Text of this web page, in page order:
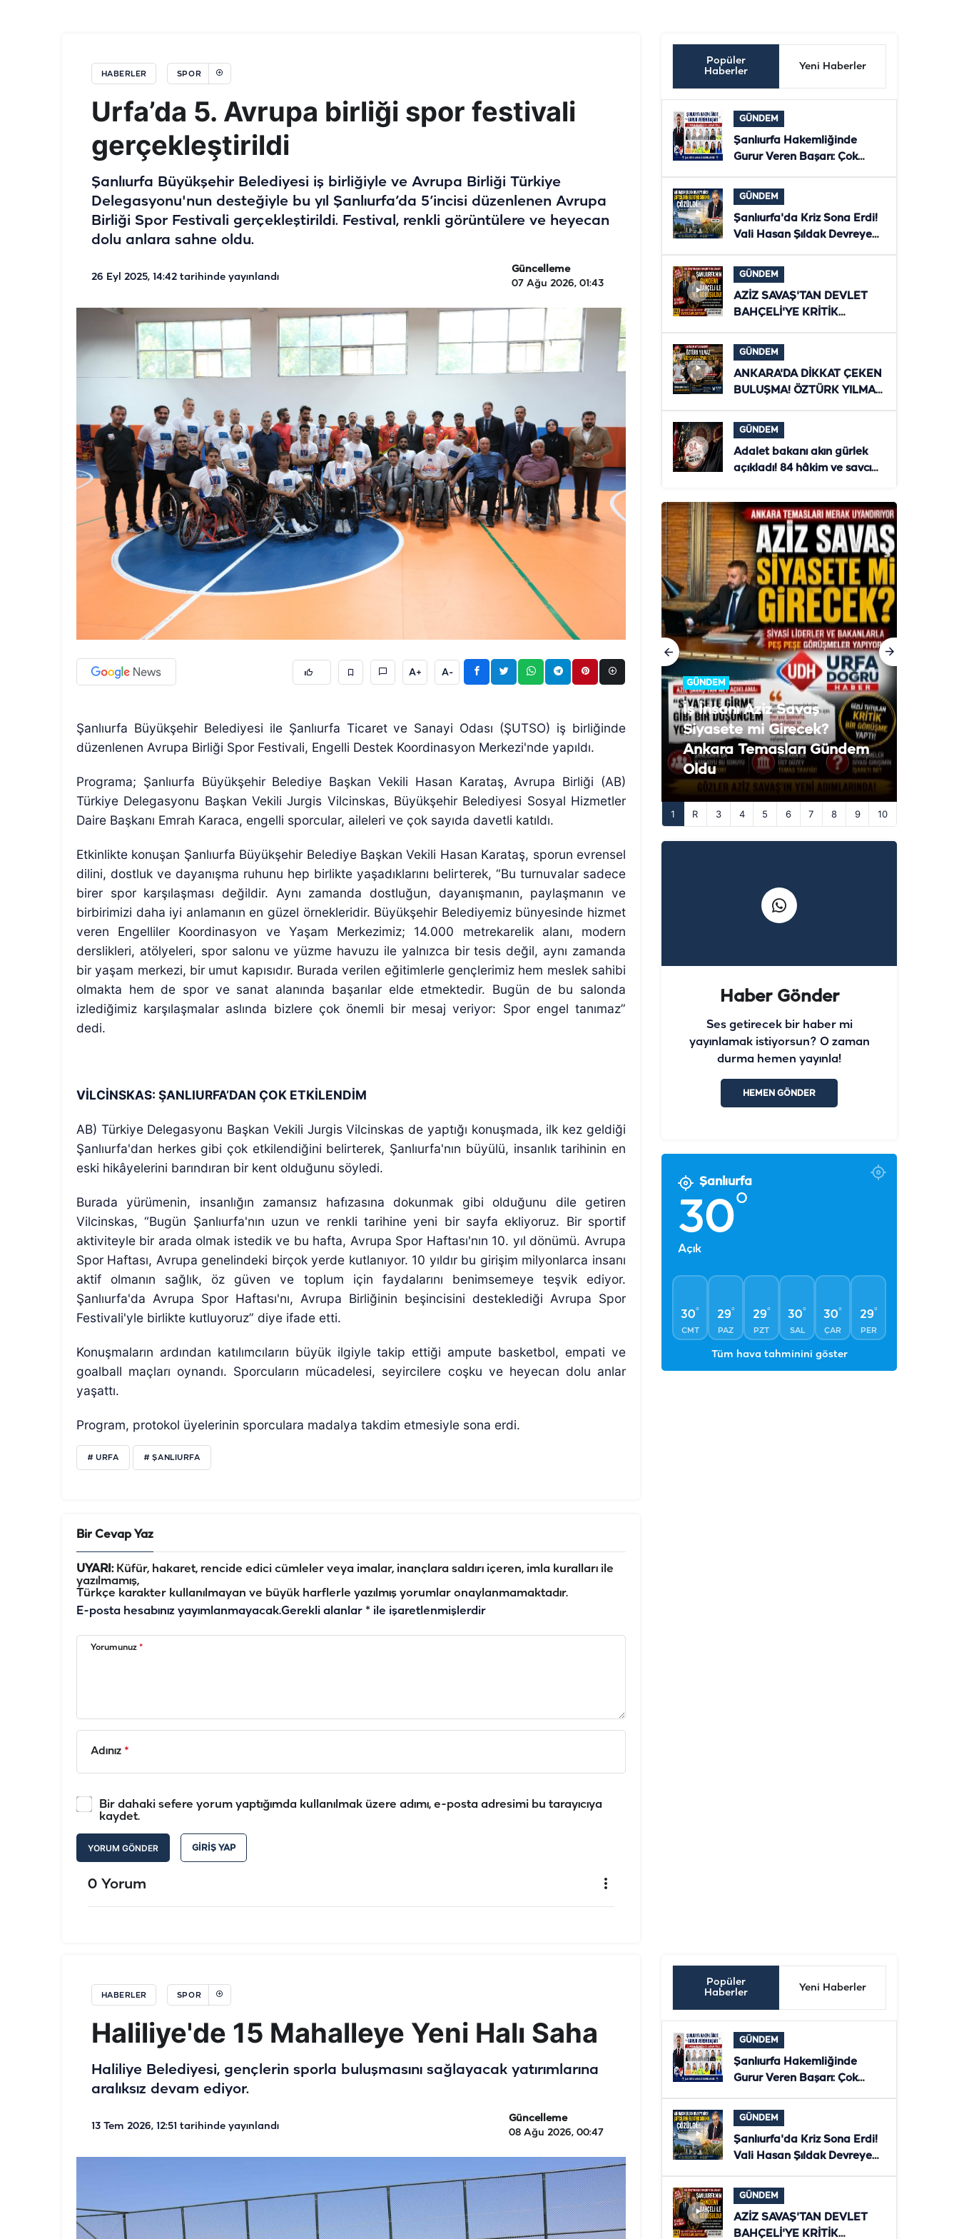
HABERLER SPOR
Urfa’da 5. Avrupa birliği spor festivali
gerçekleştirildi
Şanlıurfa Büyükşehir Belediyesi iş birliğiyle ve Avrupa Birliği Türkiye
Delegasyonu'nun desteğiyle bu yıl Şanlıurfa’da 5’incisi düzenlenen Avrupa
Birliği Spor Festivali gerçekleştirildi. Festival, renkli görüntülere ve heyecan
dolu anlara sahne oldu.
26 Eyl 2025, 14:42 tarihinde yayınlandı
Güncelleme
07 Ağu 2026, 01:43
A+ A-
Şanlıurfa Büyükşehir Belediyesi ile Şanlıurfa Ticaret ve Sanayi Odası (ŞUTSO) iş birliğinde
düzenlenen Avrupa Birliği Spor Festivali, Engelli Destek Koordinasyon Merkezi'nde yapıldı.
Programa; Şanlıurfa Büyükşehir Belediye Başkan Vekili Hasan Karataş, Avrupa Birliği (AB)
Türkiye Delegasyonu Başkan Vekili Jurgis Vilcinskas, Büyükşehir Belediyesi Sosyal Hizmetler
Daire Başkanı Emrah Karaca, engelli sporcular, aileleri ve çok sayıda davetli katıldı.
Etkinlikte konuşan Şanlıurfa Büyükşehir Belediye Başkan Vekili Hasan Karataş, sporun evrensel
dilini, dostluk ve dayanışma ruhunu hep birlikte yaşadıklarını belirterek, “Bu turnuvalar sadece
birer spor karşılaşması değildir. Aynı zamanda dostluğun, dayanışmanın, paylaşmanın ve
birbirimizi daha iyi anlamanın en güzel örnekleridir. Büyükşehir Belediyemiz bünyesinde hizmet
veren Engelliler Koordinasyon ve Yaşam Merkezimiz; 14.000 metrekarelik alanı, modern
derslikleri, atölyeleri, spor salonu ve yüzme havuzu ile yalnızca bir tesis değil, aynı zamanda
bir yaşam merkezi, bir umut kapısıdır. Burada verilen eğitimlerle gençlerimiz hem meslek sahibi
olmakta hem de spor ve sanat alanında başarılar elde etmektedir. Bugün de bu salonda
izlediğimiz karşılaşmalar aslında bizlere çok önemli bir mesaj veriyor: Spor engel tanımaz”
dedi.
VİLCİNSKAS: ŞANLIURFA’DAN ÇOK ETKİLENDİM
AB) Türkiye Delegasyonu Başkan Vekili Jurgis Vilcinskas de yaptığı konuşmada, ilk kez geldiği
Şanlıurfa'dan herkes gibi çok etkilendiğini belirterek, Şanlıurfa'nın büyülü, insanlık tarihinin en
eski hikâyelerini barındıran bir kent olduğunu söyledi.
Burada yürümenin, insanlığın zamansız hafızasına dokunmak gibi olduğunu dile getiren
Vilcinskas, “Bugün Şanlıurfa'nın uzun ve renkli tarihine yeni bir sayfa ekliyoruz. Bir sportif
aktiviteyle bir arada olmak istedik ve bu hafta, Avrupa Spor Haftası'nın 10. yıl dönümü. Avrupa
Spor Haftası, Avrupa genelindeki birçok yerde kutlanıyor. 10 yıldır bu girişim milyonlarca insanı
aktif olmanın sağlık, öz güven ve toplum için faydalarını benimsemeye teşvik ediyor.
Şanlıurfa'da Avrupa Spor Haftası'nı, Avrupa Birliğinin beşincisini desteklediği Avrupa Spor
Festivali'yle birlikte kutluyoruz” diye ifade etti.
Konuşmaların ardından katılımcıların büyük ilgiyle takip ettiği ampute basketbol, empati ve
goalball maçları oynandı. Sporcuların mücadelesi, seyircilere coşku ve heyecan dolu anlar
yaşattı.
Program, protokol üyelerinin sporculara madalya takdim etmesiyle sona erdi.
# URFA # ŞANLIURFA
Bir Cevap Yaz
UYARI:Küfür, hakaret, rencide edici cümleler veya imalar, inançlara saldırı içeren, imla kuralları ile
yazılmamış,
Türkçe karakter kullanılmayan ve büyük harflerle yazılmış yorumlar onaylanmamaktadır.
E-posta hesabınız yayımlanmayacak.Gerekli alanlar * ile işaretlenmişlerdir
Yorumunuz *
Adınız *
Bir dahaki sefere yorum yaptığımda kullanılmak üzere adımı, e-posta adresimi bu tarayıcıya
kaydet.
YORUM GÖNDER GIRIŞ YAP
0 Yorum
Popüler
Haberler
Yeni Haberler
GÜNDEM
Şanlıurfa Hakemliğinde
Gurur Veren Başarı: Çok
Bölgesel Klasmana Yükseldi
GÜNDEM
Şanlıurfa'da Kriz Sona Erdi!
Vali Hasan Şıldak Devreye
Yeniden Verildi
GÜNDEM
AZİZ SAVAŞ'TAN DEVLET
BAHÇELİ'YE KRİTİK
YENİ DÖNEMİ MASAYA
YATIRILDI
GÜNDEM
ANKARA'DA DİKKAT ÇEKEN
BULUŞMA! ÖZTÜRK YILMAZ
TÜRKİYE'NİN GELECEĞİNİ
MASAYA YATIRDI
GÜNDEM
Adalet bakanı akın gürlek
açıkladı! 84 hâkim ve savcı
GÜNDEM
İş İnsanı Aziz Savaş
Siyasete mi Girecek?
Ankara Temasları Gündem
Oldu
1 3 4 5 6 7 8 9 10
Haber Gönder
Ses getirecek bir haber mi
yayınlamak istiyorsun? O zaman
durma hemen yayınla!
HEMEN GÖNDER
Şanlıurfa
30°
Açık
30°
CMT
29°
PAZ
29°
PZT
30°
SAL
30°
ÇAR
29°
PER
Tüm hava tahminini göster
HABERLER SPOR
Haliliye'de 15 Mahalleye Yeni Halı Saha
Haliliye Belediyesi, gençlerin sporla buluşmasını sağlayacak yatırımlarına
aralıksız devam ediyor.
13 Tem 2026, 12:51 tarihinde yayınlandı
Güncelleme
08 Ağu 2026, 00:47
Popüler
Haberler
Yeni Haberler
GÜNDEM
Şanlıurfa Hakemliğinde
Gurur Veren Başarı: Çok
Sayıda Hakem ve Gözlemci
Bölgesel Klasmana Yükseldi
GÜNDEM
Şanlıurfa'da Kriz Sona Erdi!
Vali Hasan Şıldak Devreye
Girdi, Çiftçilerin Elektriği
Yeniden Verildi
GÜNDEM
AZİZ SAVAŞ'TAN DEVLET
BAHÇELİ'YE KRİTİK